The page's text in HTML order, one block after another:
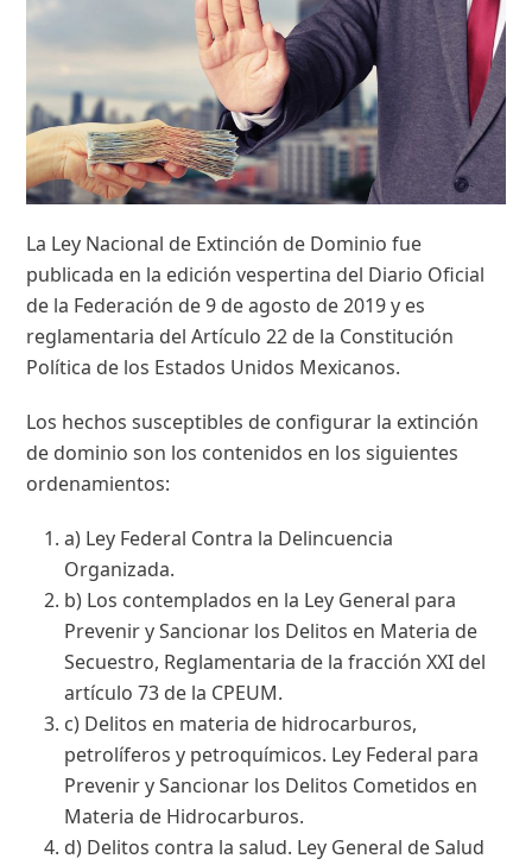
La Ley Nacional de Extinción de Dominio fue
publicada en la edición vespertina del Diario Oficial
de la Federación de 9 de agosto de 2019 y es
reglamentaria del Artículo 22 de la Constitución
Política de los Estados Unidos Mexicanos.
Los hechos susceptibles de configurar la extinción
de dominio son los contenidos en los siguientes
ordenamientos:
a) Ley Federal Contra la Delincuencia
Organizada.
b) Los contemplados en la Ley General para
Prevenir y Sancionar los Delitos en Materia de
Secuestro, Reglamentaria de la fracción XXI del
artículo 73 de la CPEUM.
c) Delitos en materia de hidrocarburos,
petrolíferos y petroquímicos. Ley Federal para
Prevenir y Sancionar los Delitos Cometidos en
Materia de Hidrocarburos.
d) Delitos contra la salud. Ley General de Salud